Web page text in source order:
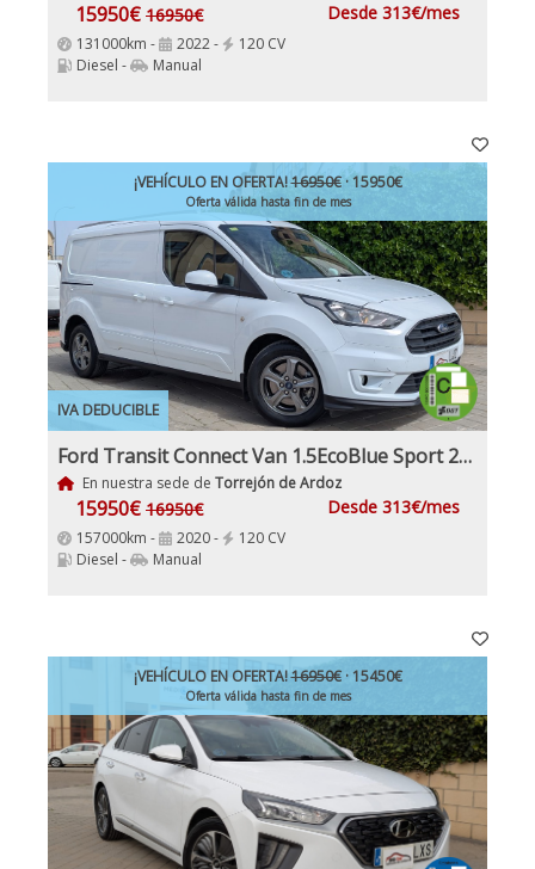
15950€ 16950€ Desde 313€/mes
131000km - 2022 -
120 CV
Diesel -
Manual
IVA DEDUCIBLE
¡VEHÍCULO EN OFERTA!16950€· 15950€
Oferta válida hasta fin de mes
Ford Transit Connect Van 1.5EcoBlue Sport 210 S&S 120Cv L2 Etiqueta C IVA y Garantía Incl
En nuestra sede de Torrejón de Ardoz
15950€ 16950€ Desde 313€/mes
157000km - 2020 -
120 CV
Diesel -
Manual
¡VEHÍCULO EN OFERTA!16950€· 15450€
Oferta válida hasta fin de mes